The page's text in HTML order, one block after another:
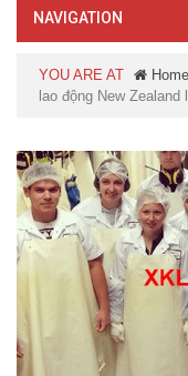
NAVIGATION
YOU ARE AT Home
lao động New